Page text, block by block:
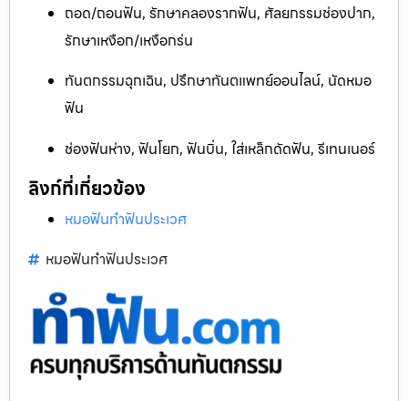
ถอด/ถอนฟัน, รักษาคลองรากฟัน, ศัลยกรรมช่องปาก,
รักษาเหงือก/เหงือกร่น
ทันตกรรมฉุกเฉิน, ปรึกษาทันตแพทย์ออนไลน์, นัดหมอ
ฟัน
ช่องฟันห่าง, ฟันโยก, ฟันบิ่น, ใส่เหล็กดัดฟัน, รีเทนเนอร์
ลิงก์ที่เกี่ยวข้อง
หมอฟันทำฟันประเวศ
หมอฟันทำฟันประเวศ